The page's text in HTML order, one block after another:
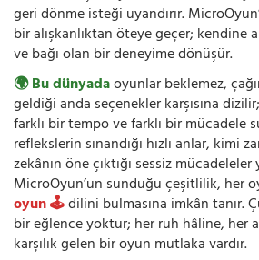
geri dönme isteği uyandırır.
bir alışkanlıktan öteye geçer; kendine
ve bağı olan bir deneyime dönüşür.
🌍 Bu dünyadaoyunlar beklemez,
geldiği anda seçenekler karşısına
farklı bir tempo ve farklı bir mücadele
reflekslerin sınandığı hızlı anlar, kimi
zekânın öne çıktığı sessiz mücadeleler
MicroOyun’un sunduğu çeşitlilik, her
oyun 🕹️dilini bulmasına imkân tanır.
bir eğlence yoktur; her ruh hâline, her
karşılık gelen bir oyun mutlaka vardır.